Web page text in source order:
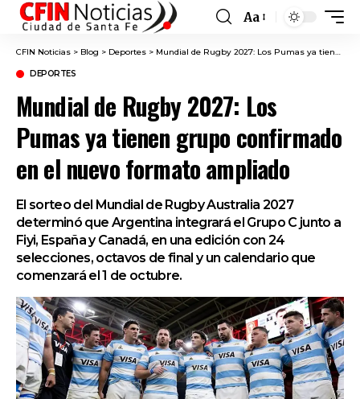
Font
Resizer
Aa
CFIN Noticias > Blog > Deportes > Mundial de Rugby 2027: Los Pumas ya tienen grupo confirmado en el nuevo formato ampliado
DEPORTES
Mundial de Rugby 2027: Los
Pumas ya tienen grupo confirmado
en el nuevo formato ampliado
El sorteo del Mundial de Rugby Australia 2027
determinó que Argentina integrará el Grupo C junto a
Fiyi, España y Canadá, en una edición con 24
selecciones, octavos de final y un calendario que
comenzará el 1 de octubre.